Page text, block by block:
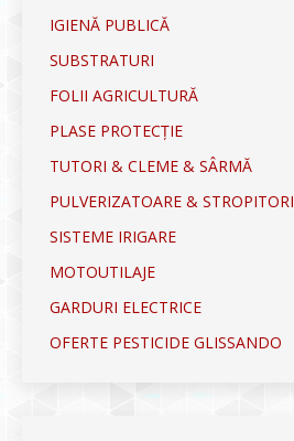
IGIENĂ PUBLICĂ
SUBSTRATURI
FOLII AGRICULTURĂ
PLASE PROTECȚIE
TUTORI & CLEME & SÂRMĂ
PULVERIZATOARE & STROPITORI
SISTEME IRIGARE
MOTOUTILAJE
GARDURI ELECTRICE
OFERTE PESTICIDE GLISSANDO